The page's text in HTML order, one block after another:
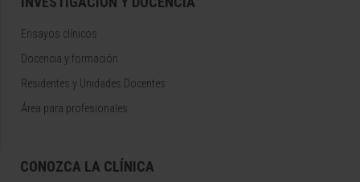
Ensayos clínicos
Docencia y formación
Residentes y Unidades Docentes
Área para profesionales
CONOZCA LA CLÍNICA